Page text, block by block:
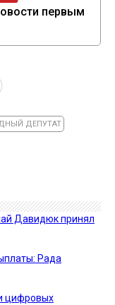
первым
ДЕПУТАТ
Давидюк принял
Рада
цифровых